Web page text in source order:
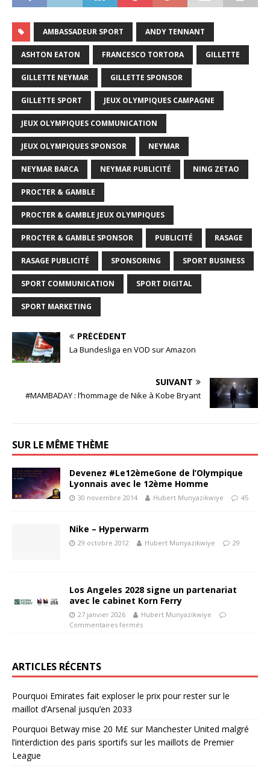
AMBASSADEUR SPORT ANDY TENNANT
ASHTON EATON FRANCESCO TORTORA GILLETTE
GILLETTE NEYMAR GILLETTE SPONSOR
GILLETTE SPORT JEUX OLYMPIQUES CAMPAGNE
JEUX OLYMPIQUES COMMUNICATION
JEUX OLYMPIQUES SPONSOR NEYMAR
NEYMAR BARCA NEYMAR PUBLICITÉ NING ZETAO
PROCTER & GAMBLE
PROCTER & GAMBLE JEUX OLYMPIQUES
PROCTER & GAMBLE SPONSOR PUBLICITÉ RASAGE
RASAGE PUBLICITÉ SPONSORING SPORT BUSINESS
SPORT COMMUNICATION SPORT DIGITAL
SPORT MARKETING
PRÉCÉDENT
La Bundesliga en VOD sur Amazon
SUIVANT
#MAMBADAY : l’hommage de Nike à Kobe Bryant
SUR LE MÊME THÈME
Devenez #Le12èmeGone de l’Olympique
Lyonnais avec le 12ème Homme
30 novembre 2014 Hubert Munyazikwiye 45
Nike – Hyperwarm
29 octobre 2012 Hubert Munyazikwiye 29
Los Angeles 2028 signe un partenariat
avec le cabinet Korn Ferry
27 janvier 2026
Hubert Munyazikwiye
Commentaires fermés
ARTICLES RÉCENTS
Pourquoi Emirates fait exploser le prix pour rester sur le
maillot d’Arsenal jusqu’en 2033
Pourquoi Betway mise 20 M£ sur Manchester United malgré
l’interdiction des paris sportifs sur les maillots de Premier
League